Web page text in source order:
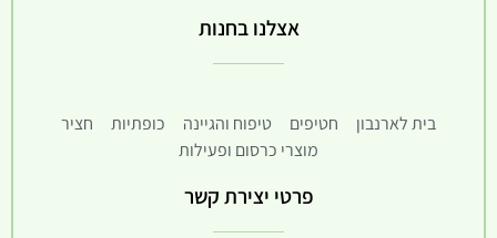
אצלנו בחנות
בית לארנבון חטיפים טיפוח והגיינה כופתיות
חציר
מוצרי כרסום ופעילות
פרטי יצירת קשר